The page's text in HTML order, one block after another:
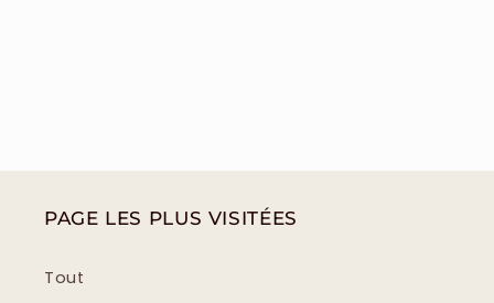
PAGE LES PLUS VISITÉES
Tout